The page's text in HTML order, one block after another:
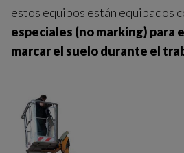
estos equipos están equipados
especiales (no marking) para
marcar el suelo durante el